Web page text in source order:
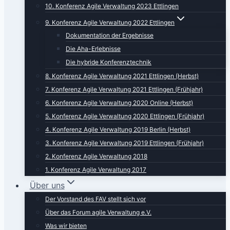
10. Konferenz Agile Verwaltung 2023 Ettlingen
9. Konferenz Agile Verwaltung 2022 Ettlingen
Dokumentation der Ergebnisse
Die Aha-Erlebnisse
Die hybride Konferenztechnik
8. Konferenz Agile Verwaltung 2021 Ettlingen (Herbst)
7. Konferenz Agile Verwaltung 2021 Ettlingen (Frühjahr)
6. Konferenz Agile Verwaltung 2020 Online (Herbst)
5. Konferenz Agile Verwaltung 2020 Ettlingen (Frühjahr)
4. Konferenz Agile Verwaltung 2019 Berlin (Herbst)
3. Konferenz Agile Verwaltung 2019 Ettlingen (Frühjahr)
2. Konferenz Agile Verwaltung 2018
1. Konferenz Agile Verwaltung 2017
Über uns
Der Vorstand des FAV stellt sich vor
Über das Forum agile Verwaltung e.V.
Was wir bieten